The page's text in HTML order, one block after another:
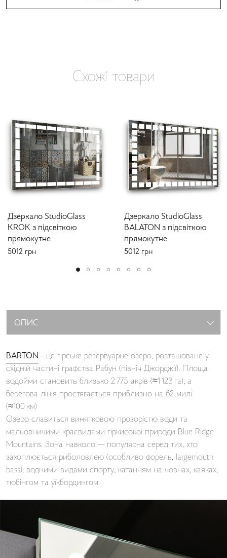
Схожі товари
Дзеркало StudioGlass
KROK з підсвіткою
прямокутне
5012 грн
Дзеркало StudioGlass
BALATON з підсвіткою
прямокутне
5012 грн
ОПИС
BARTON - це гірське резервуарне озеро, розташоване у
східній частині графства Рабун (північ Джорджії). Площа
водойми становить близько 2 775 акрів (≈1 123 га), а
берегова лінія простягається приблизно на 62 милі
(≈100 км)
Озеро славиться винятковою прозорістю води та
мальовничими краєвидами гіркисокої природи Blue Ridge
Mountains. Зона навколо — популярна серед тих, хто
захоплюється риболовлею (особливо форель, largemouth
bass), водними видами спорту, катанням на човнах, каяках,
тюбінгом та уїкбордингом.